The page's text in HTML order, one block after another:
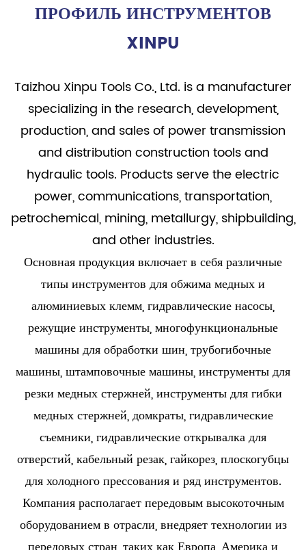
ПРОФИЛЬ ИНСТРУМЕНТОВ
XINPU
Taizhou Xinpu Tools Co., Ltd. is a manufacturer
specializing in the research, development,
production, and sales of power transmission
and distribution construction tools and
hydraulic tools. Products serve the electric
power, communications, transportation,
petrochemical, mining, metallurgy, shipbuilding,
and other industries.
Основная продукция включает в себя различные
типы инструментов для обжима медных и
алюминиевых клемм, гидравлические насосы,
режущие инструменты, многофункциональные
машины для обработки шин, трубогибочные
машины, штамповочные машины, инструменты для
резки медных стержней, инструменты для гибки
медных стержней, домкраты, гидравлические
съемники, гидравлические открывалка для
отверстий, кабельный резак, гайкорез, плоскогубцы
для холодного прессования и ряд инструментов.
Компания располагает передовым высокоточным
оборудованием в отрасли, внедряет технологии из